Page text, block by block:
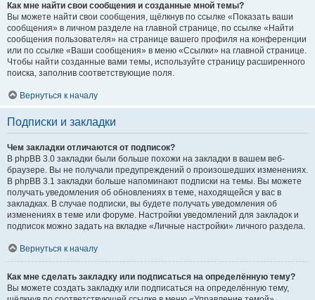
Как мне найти свои сообщения и созданные мной темы?
Вы можете найти свои сообщения, щёлкнув по ссылке «Показать ваши
сообщения» в личном разделе на главной странице, по ссылке «Найти
сообщения пользователя» на странице вашего профиля на конференции
или по ссылке «Ваши сообщения» в меню «Ссылки» на главной странице.
Чтобы найти созданные вами темы, используйте страницу расширенного
поиска, заполнив соответствующие поля.
Вернуться к началу
Подписки и закладки
Чем закладки отличаются от подписок?
В phpBB 3.0 закладки были больше похожи на закладки в вашем веб-
браузере. Вы не получали предупреждений о произошедших изменениях.
В phpBB 3.1 закладки больше напоминают подписки на темы. Вы можете
получать уведомления об обновлениях в теме, находящейся у вас в
закладках. В случае подписки, вы будете получать уведомления об
изменениях в теме или форуме. Настройки уведомлений для закладок и
подписок можно задать на вкладке «Личные настройки» личного раздела.
Вернуться к началу
Как мне сделать закладку или подписаться на определённую тему?
Вы можете создать закладку или подписаться на определённую тему,